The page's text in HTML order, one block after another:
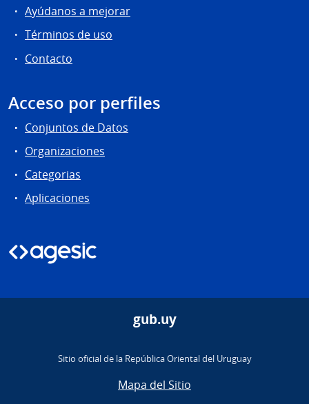
Ayúdanos a mejorar
Términos de uso
Contacto
Acceso por perfiles
Conjuntos de Datos
Organizaciones
Categorias
Aplicaciones
gub.uy
Sitio oficial de la República Oriental del Uruguay
Mapa del Sitio